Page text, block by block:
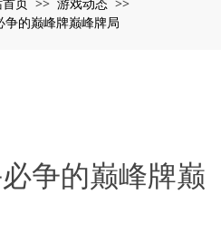
>>
>>
争的巅峰牌巅峰牌局
争的巅峰牌巅